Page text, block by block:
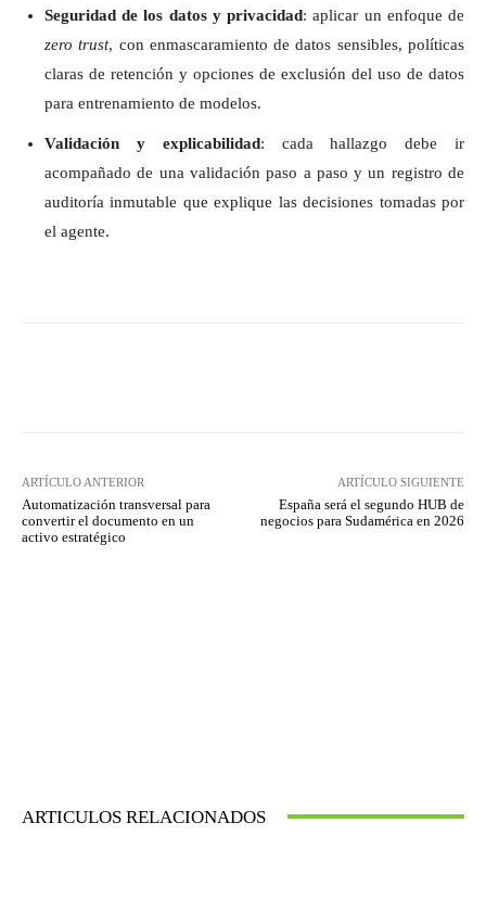
Seguridad de los datos y privacidad: aplicar un enfoque de
zero trust, con enmascaramiento de datos sensibles, políticas
claras de retención y opciones de exclusión del uso de datos
para entrenamiento de modelos.
Validación y explicabilidad: cada hallazgo debe ir
acompañado de una validación paso a paso y un registro de
auditoría inmutable que explique las decisiones tomadas por
el agente.
ARTÍCULO ANTERIOR
Automatización transversal para
convertir el documento en un
activo estratégico
ARTÍCULO SIGUIENTE
España será el segundo HUB de
negocios para Sudamérica en 2026
ARTICULOS RELACIONADOS